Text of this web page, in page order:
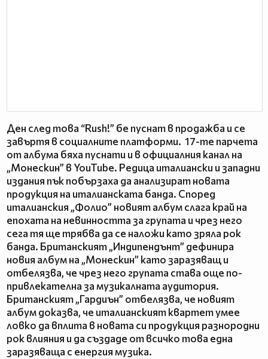
Ден след това “Rush!” бе пуснат в продажба и се
завъртя в социалните платформи. 17-те парчета
от албума бяха пуснати и в официалния канал на
„Монескин” в YouTube. Редица италиански и западни
издания пък побързаха да анализират новата
продукция на италианската банда. Според
италианския „Фолио” новият албум слага край на
епохата на невинността за групата и чрез него
сега тя ще трябва да се наложи като зряла рок
банда. Британският „Индипендънт” дефинира
новия албум на „Монескин” като заразяващ и
отбелязва, че чрез него групата става още по-
привлекателна за музикалната аудитория.
Британският „Гардиън” отбелязва, че новият
албум доказва, че италианският квартет умее
ловко да вплита в новата си продукция разнородни
рок влияния и да създаде от всичко това една
заразяваща с енергия музика.